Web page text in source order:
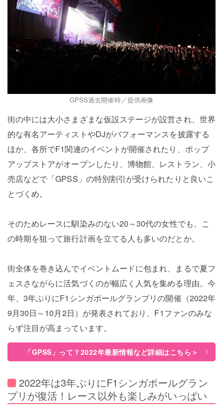
GPSS過去開催時／提供画像
街の中には大小さまざまな仮設ステージが設営され、世界
的な有名アーティストやDJがパフォーマンスを披露する
ほか、各所でF1関連のイベントが開催されたり、ポップ
アップストアがオープンしたり、博物館、レストラン、小
売店などで「GPSS」の特別割引が受けられたりと良いこ
とづくめ。
そのためレースに馴染みのない20～30代の女性でも、こ
の時期を狙って旅行計画を立てる人も多いのだとか。
街全体を巻き込んでイベントムードに包まれ、まるで夏フ
ェスさながらに活気づくのが幅広く人気を集める理由。今
年、3年ぶりにF1シンガポールグランプリの開催（2022年
9月30日～10月2日）が発表されており、F1ファンのみな
らず注目が高まっています。
「GPSS」って？2022年最新情報など詳細はこちら＞
2022年は3年ぶりにF1シンガポールグラン
プリが復活！レース以外も楽しみがいっぱい